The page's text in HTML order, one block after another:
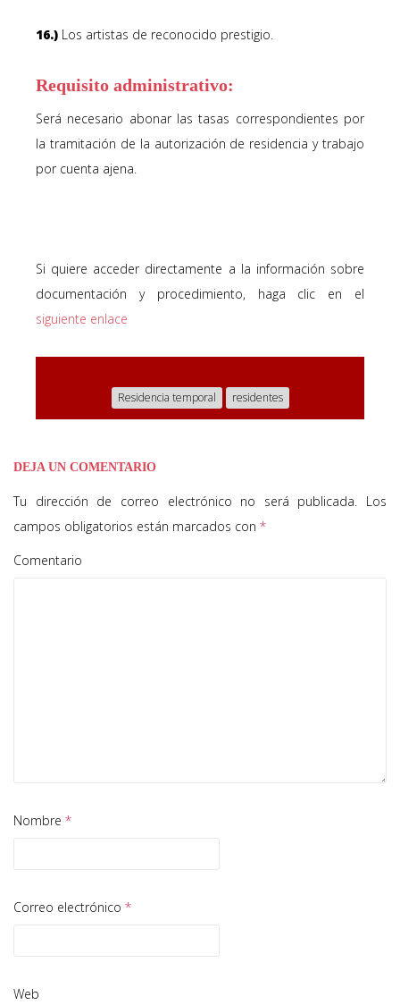
16.) Los artistas de reconocido prestigio.
Requisito administrativo:
Será necesario abonar las tasas correspondientes por
la tramitación de la autorización de residencia y trabajo
por cuenta ajena.
Si quiere acceder directamente a la información sobre
documentación y procedimiento, haga clic en el
siguiente enlace
Residencia temporal residentes
DEJA UN COMENTARIO
Tu dirección de correo electrónico no será publicada.
Los
campos obligatorios están marcados con *
Comentario
Nombre *
Correo electrónico *
Web